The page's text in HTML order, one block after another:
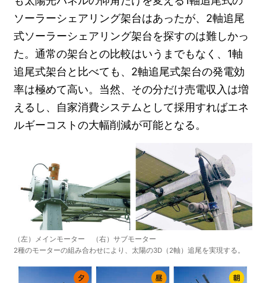
ソーラーシェアリング架台はあったが、2軸追尾
式ソーラーシェアリング架台を探すのは難しかっ
た。通常の架台との比較はいうまでもなく、1軸
追尾式架台と比べても、2軸追尾式架台の発電効
率は極めて高い。当然、その分だけ売電収入は増
えるし、自家消費システムとして採用すればエネ
ルギーコストの大幅削減が可能となる。
（左）メインモーター （右）サブモーター
2種のモーターの組み合わせにより、太陽の3D（2軸）追尾を実現する。